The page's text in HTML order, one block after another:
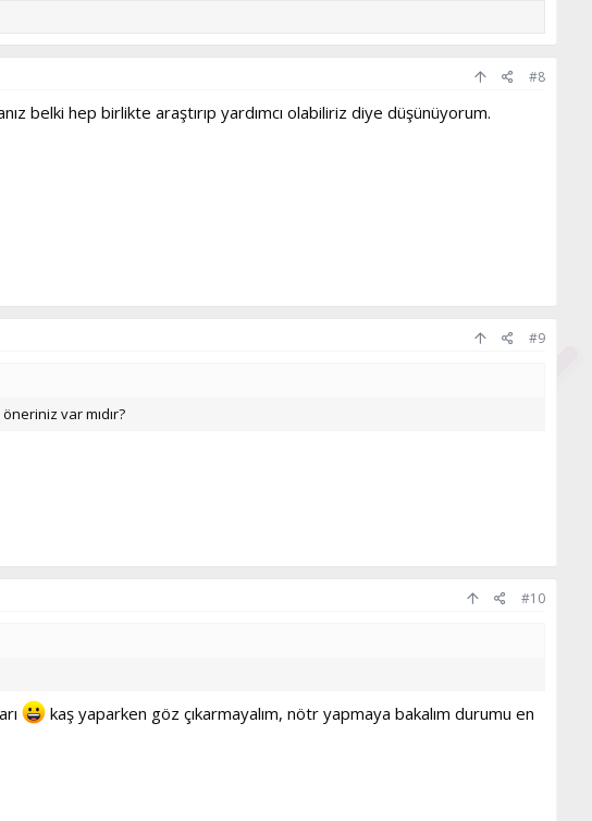
#8
belki hep birlikte araştırıp yardımcı olabiliriz diye düşünüyorum.
#9
var mıdır?
#10
kaş yaparken göz çıkarmayalım, nötr yapmaya bakalım durumu en